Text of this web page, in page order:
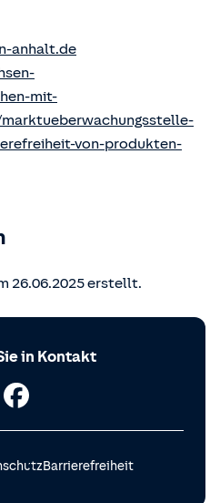
anhalt.de
mit-
von-produkten-
26.06.2025 erstellt.
in Kontakt
Barrierefreiheit